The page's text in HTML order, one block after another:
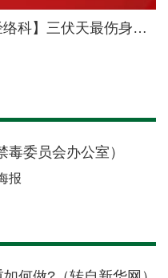
【广医保定|健康科普·针灸经络科】三伏天最伤身的，不是热，而是“做错”！夏季养生重在避坑
委员会办公室）
报